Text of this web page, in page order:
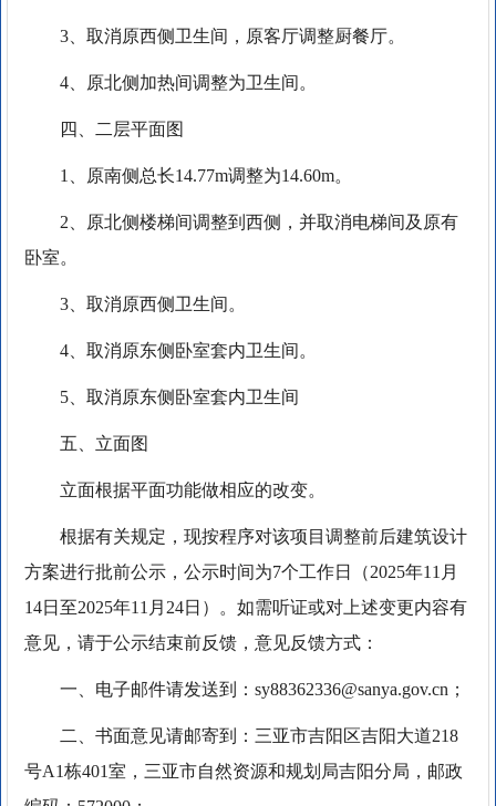
3、取消原西侧卫生间，原客厅调整厨餐厅。
4、原北侧加热间调整为卫生间。
四、二层平面图
1、原南侧总长14.77m调整为14.60m。
2、原北侧楼梯间调整到西侧，并取消电梯间及原有
卧室。
3、取消原西侧卫生间。
4、取消原东侧卧室套内卫生间。
5、取消原东侧卧室套内卫生间
五、立面图
立面根据平面功能做相应的改变。
根据有关规定，现按程序对该项目调整前后建筑设计
方案进行批前公示，公示时间为7个工作日（2025年11月
14日至2025年11月24日）。如需听证或对上述变更内容有
意见，请于公示结束前反馈，意见反馈方式：
一、电子邮件请发送到：sy88362336@sanya.gov.cn；
二、书面意见请邮寄到：三亚市吉阳区吉阳大道218
号A1栋401室，三亚市自然资源和规划局吉阳分局，邮政